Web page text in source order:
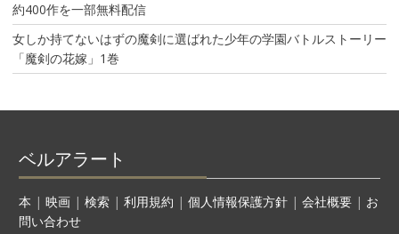
約400作を一部無料配信
女しか持てないはずの魔剣に選ばれた少年の学園バトルストーリー
「魔剣の花嫁」1巻
ベルアラート
本 | 映画| 検索| 利用規約 | 個人情報保護方針| 会社概要| お
問い合わせ